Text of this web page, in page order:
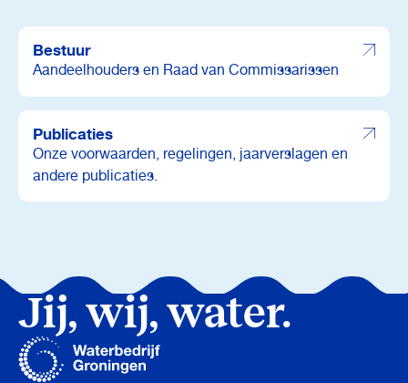
Bestuur
Aandeelhouders en Raad van Commissarissen
Publicaties
Onze voorwaarden, regelingen, jaarverslagen en
andere publicaties.
Jij, wij, water.